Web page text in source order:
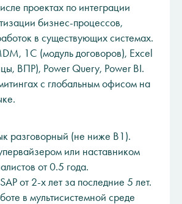
проектах по интеграции
бизнес-процессов,
в существующих системах.
1С (модуль договоров), Excel
ВПР), Power Query, Power BI.
с глобальным офисом на
разговорный (не ниже B1).
или наставником
от 0.5 года.
от 2-х лет за последние 5 лет.
в мультисистемной среде